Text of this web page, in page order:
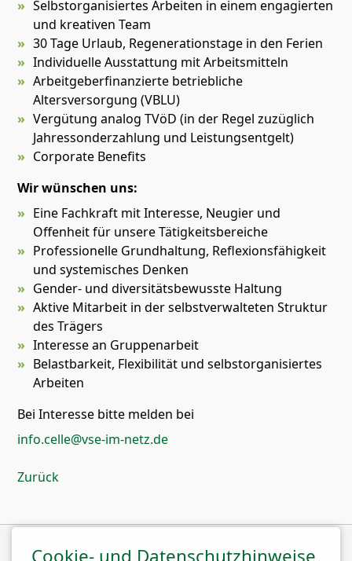
Selbstorganisiertes Arbeiten in einem engagierten
und kreativen Team
30 Tage Urlaub, Regenerationstage in den Ferien
Individuelle Ausstattung mit Arbeitsmitteln
Arbeitgeberfinanzierte betriebliche
Altersversorgung (VBLU)
Vergütung analog TVöD (in der Regel zuzüglich
Jahressonderzahlung und Leistungsentgelt)
Corporate Benefits
Wir wünschen uns:
Eine Fachkraft mit Interesse, Neugier und
Offenheit für unsere Tätigkeitsbereiche
Professionelle Grundhaltung, Reflexionsfähigkeit
und systemisches Denken
Gender- und diversitätsbewusste Haltung
Aktive Mitarbeit in der selbstverwalteten Struktur
des Trägers
Interesse an Gruppenarbeit
Belastbarkeit, Flexibilität und selbstorganisiertes
Arbeiten
Bei Interesse bitte melden bei
info.celle@vse-im-netz.de
Zurück
Wir sind Mitglied im
Cookie- und Datenschutzhinweise